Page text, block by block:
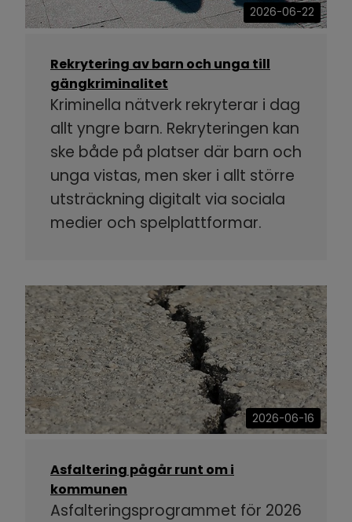
2026-06-22
Rekrytering av barn och unga till
gängkriminalitet
Kriminella nätverk rekryterar i dag
allt yngre barn. Rekryteringen kan
ske både på platser där barn och
unga vistas, men sker i allt större
utsträckning digitalt via sociala
medier och spelplattformar.
2026-06-16
Asfaltering pågår runt om i
kommunen
Asfalteringsprogrammet för 2026